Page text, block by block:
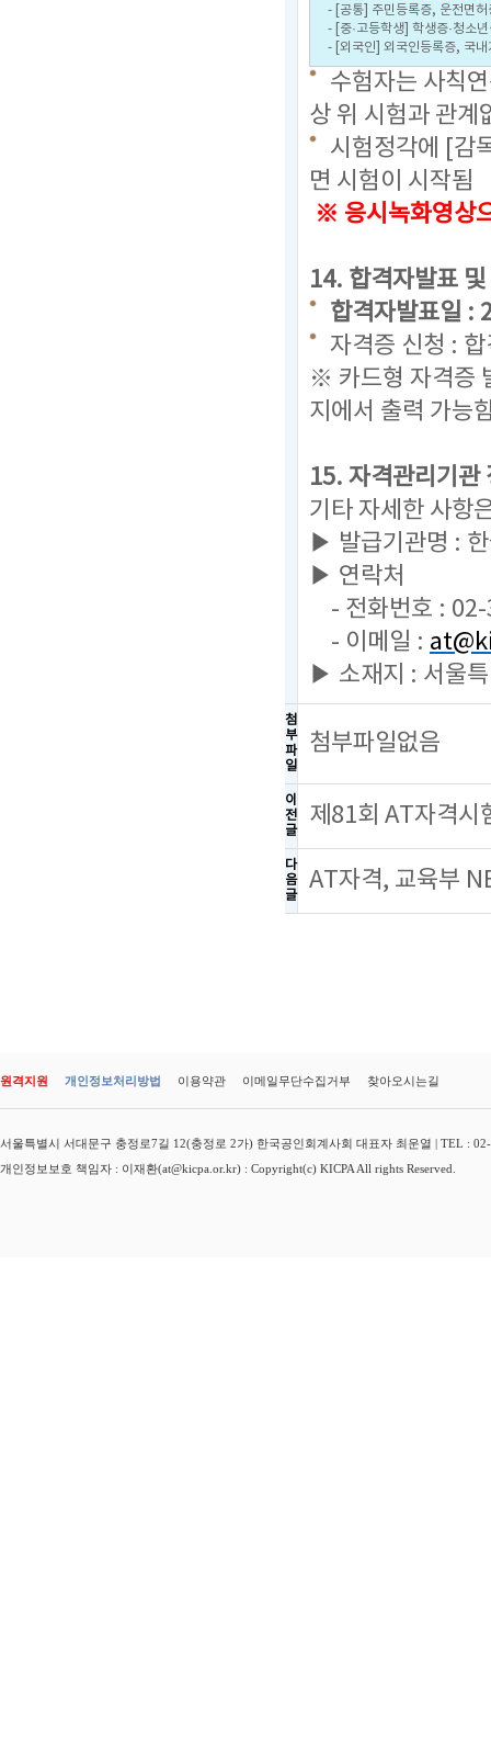
- [공통] 주민등록증, 운전면
- [중·고등학생] 학생증·청소
- [외국인] 외국인등록증, 국
수험자는 사칙
상 위 시험과 관계
시험정각에 [감
면 시험이 시작됨
※ 응시녹화영상
14. 합격자발표
합격자발표일 :
자격증 신청 :
※ 카드형 자격증
지에서 출력 가능
15. 자격관리기관
기타 자세한 사항
▶ 발급기관명 :
▶ 연락처
- 전화번호 :
- 이메일 :
▶ 소재지 : 서울
첨
부
파
일
첨부파일없음
이
전
글
제81회 AT자격시
다
음
글
AT자격, 교육부
원격지원 개인정보처리방법 이용약관 이메일무단수집거부 찾아오시는길
서울특별시 서대문구 충정로7길 12(충정로 2가) 한국공인회계사회 대표자 최운열 | TEL :
개인정보보호 책임자 : 이재환(at@kicpa.or.kr) : Copyright(c) KICPA All rights Reserved.